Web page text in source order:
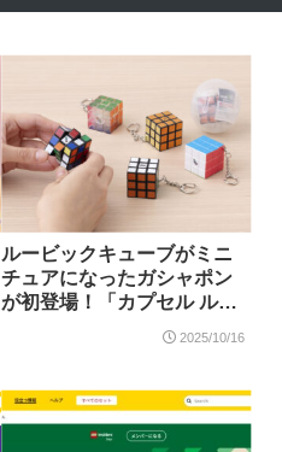
ルービックキューブがミニ
チュアになったガシャポン
が初登場！「カプセル ルー
ビックキューブ」2025年10
2025/10/16